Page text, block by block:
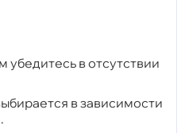
в отсутствии
в зависимости